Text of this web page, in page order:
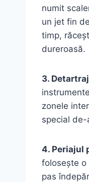
numit
un jet fin
timp,
dureroasă.
3.
zonele
special de-
4. Periajul
folosește o
pas